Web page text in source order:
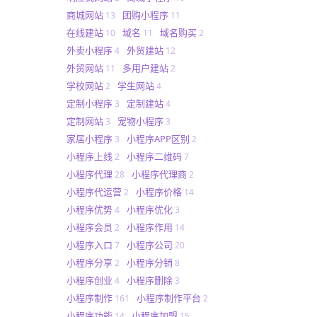
商城网站 13 团购小程序 11
在线建站 10 域名 11 域名购买 2
外卖小程序 4 外贸建站 12
外贸网站 11 多用户建站 2
学校网站 2 学生网站 4
定制小程序 3 定制建站 4
定制网站 3 宠物小程序 3
家居小程序 3 小程序APP区别 2
小程序上线 2 小程序二维码 7
小程序代理 28 小程序代理商 2
小程序代运营 2 小程序价格 14
小程序优势 4 小程序优化 3
小程序会员 2 小程序作用 14
小程序入口 7 小程序公司 20
小程序分享 2 小程序分销 8
小程序创业 4 小程序删除 3
小程序制作 161 小程序制作平台 2